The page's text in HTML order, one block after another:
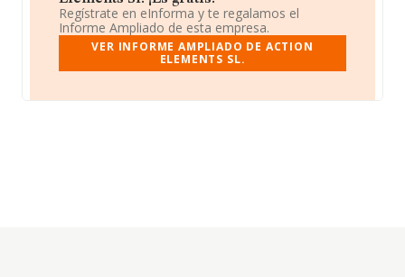
Regístrate en eInforma y te regalamos el
Informe Ampliado de esta empresa.
VER INFORME AMPLIADO DE ACTION
ELEMENTS SL.